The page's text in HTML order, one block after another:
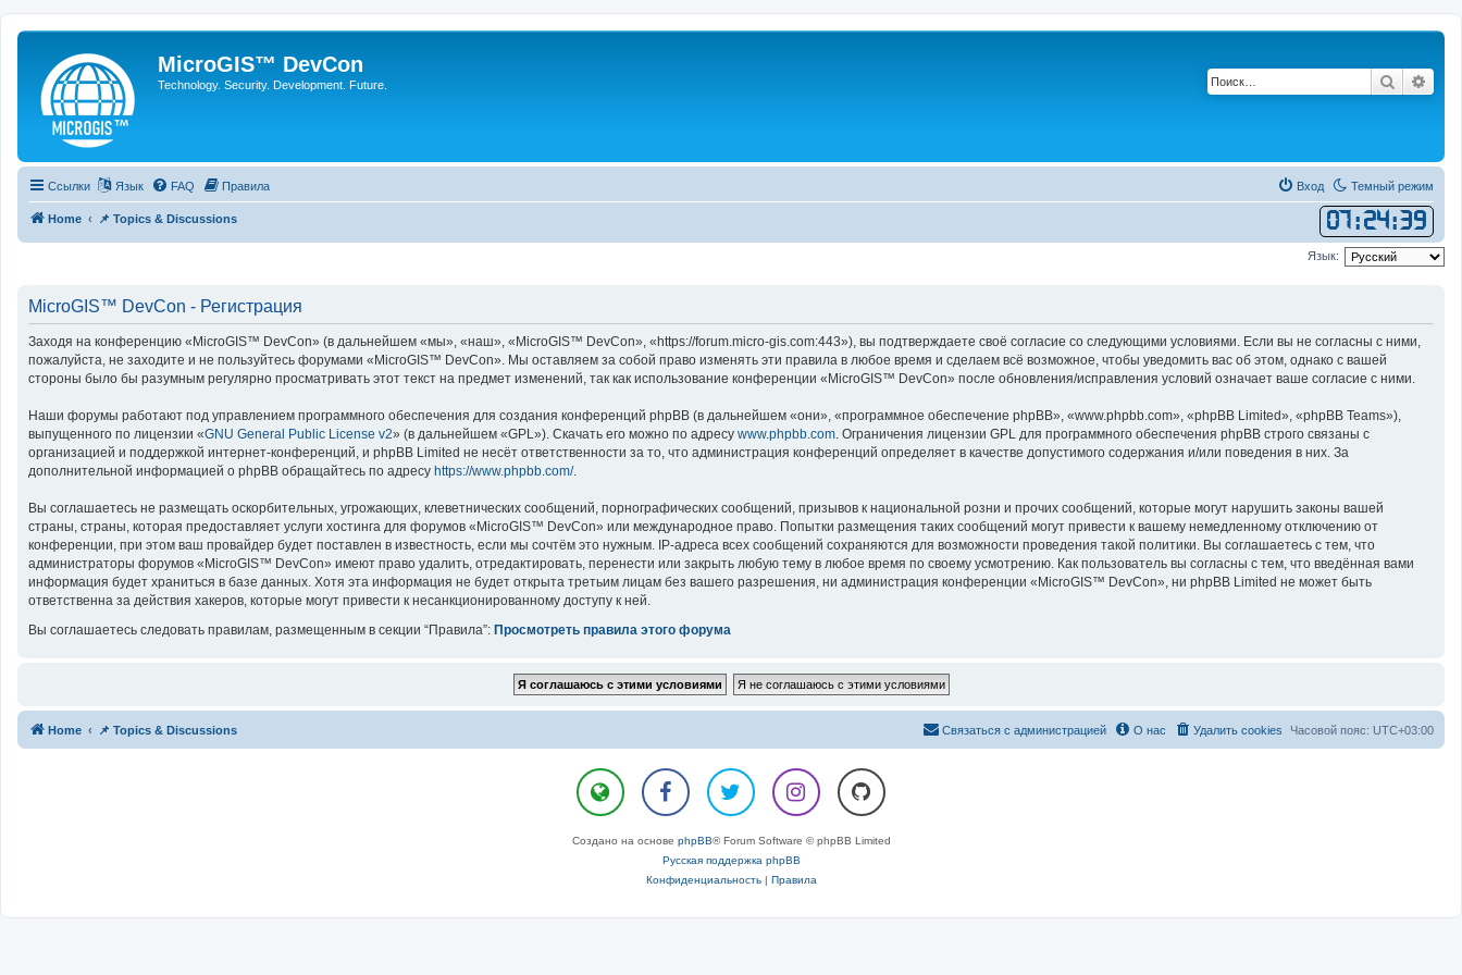
MicroGIS™ DevCon
Technology. Security. Development. Future. Поиск
Ссылки Темный режим
Язык FAQ Правила Вход
Home 📌 Topics & Discussions 07:24:39
Язык:
MicroGIS™ DevCon - Регистрация
Заходя на конференцию «MicroGIS™ DevCon» (в дальнейшем «мы», «наш», «MicroGIS™ DevCon», «https://forum.micro-gis.com:443»), вы подтверждаете своё согласие со следующими условиями. Если вы не согласны с ними,
пожалуйста, не заходите и не пользуйтесь форумами «MicroGIS™ DevCon». Мы оставляем за собой право изменять эти правила в любое время и сделаем всё возможное, чтобы уведомить вас об этом, однако с вашей
стороны было бы разумным регулярно просматривать этот текст на предмет изменений, так как использование конференции «MicroGIS™ DevCon» после обновления/исправления условий означает ваше согласие с ними.
Наши форумы работают под управлением программного обеспечения для создания конференций phpBB (в дальнейшем «они», «программное обеспечение phpBB», «www.phpbb.com», «phpBB Limited», «phpBB Teams»),
выпущенного по лицензии «GNU General Public License v2» (в дальнейшем «GPL»). Скачать его можно по адресу www.phpbb.com . Ограничения лицензии GPL для программного обеспечения phpBB строго связаны с
организацией и поддержкой интернет-конференций, и phpBB Limited не несёт ответственности за то, что администрация конференций определяет в качестве допустимого содержания и/или поведения в них. За
дополнительной информацией о phpBB обращайтесь по адресу https://www.phpbb.com/.
Вы соглашаетесь не размещать оскорбительных, угрожающих, клеветнических сообщений, порнографических сообщений, призывов к национальной розни и прочих сообщений, которые могут нарушить законы вашей
страны, страны, которая предоставляет услуги хостинга для форумов «MicroGIS™ DevCon» или международное право. Попытки размещения таких сообщений могут привести к вашему немедленному отключению от
конференции, при этом ваш провайдер будет поставлен в известность, если мы сочтём это нужным. IP-адреса всех сообщений сохраняются для возможности проведения такой политики. Вы соглашаетесь с тем, что
администраторы форумов «MicroGIS™ DevCon» имеют право удалить, отредактировать, перенести или закрыть любую тему в любое время по своему усмотрению. Как пользователь вы согласны с тем, что введённая вами
информация будет храниться в базе данных. Хотя эта информация не будет открыта третьим лицам без вашего разрешения, ни администрация конференции «MicroGIS™ DevCon», ни phpBB Limited не может быть
ответственна за действия хакеров, которые могут привести к несанкционированному доступу к ней.
Вы соглашаетесь следовать правилам, размещенным в секции “Правила”: Просмотреть правила этого форума
Home 📌 Topics & Discussions Часовой пояс: UTC+03:00
Удалить cookies
О нас
Связаться с администрацией
Создано на основе phpBB® Forum Software © phpBB Limited
Русская поддержка phpBB
Конфиденциальность| Правила